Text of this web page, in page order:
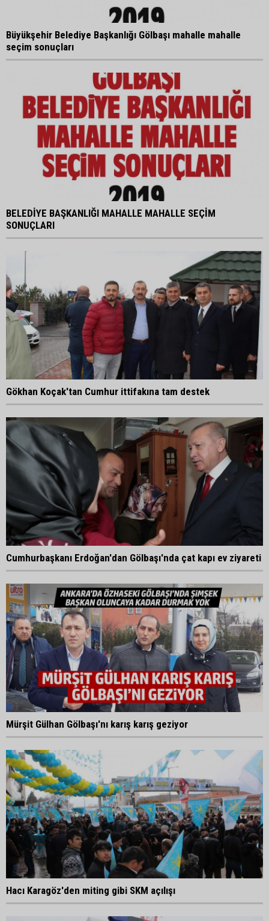
Büyükşehir Belediye Başkanlığı Gölbaşı mahalle mahalle
seçim sonuçları
BELEDİYE BAŞKANLIĞI MAHALLE MAHALLE SEÇİM
SONUÇLARI
Gökhan Koçak'tan Cumhur ittifakına tam destek
Cumhurbaşkanı Erdoğan'dan Gölbaşı'nda çat kapı ev ziyareti
Mürşit Gülhan Gölbaşı'nı karış karış geziyor
Hacı Karagöz'den miting gibi SKM açılışı